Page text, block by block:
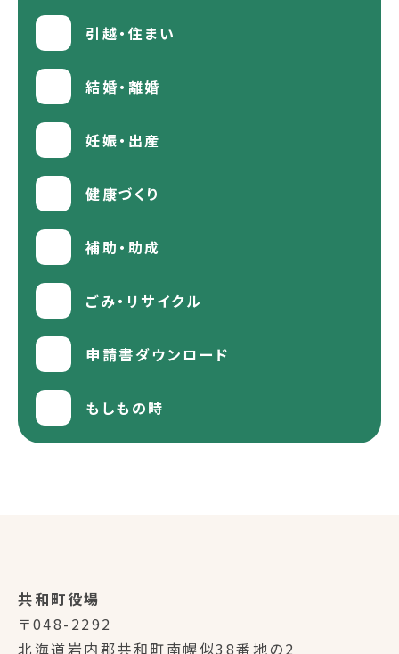
引越・住まい
結婚・離婚
妊娠・出産
健康づくり
補助・助成
ごみ・リサイクル
申請書ダウンロード
もしもの時
共和町役場
〒048-2292
北海道岩内郡共和町南幌似38番地の2